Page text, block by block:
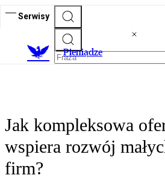
Serwisy
Pieniądze
Jak kompleksowa
wspiera rozwój
firm?